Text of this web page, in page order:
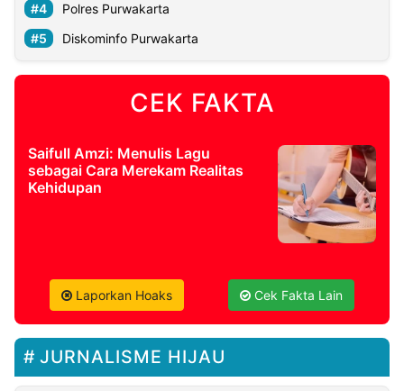
Polres Purwakarta
Diskominfo Purwakarta
CEK FAKTA
Saifull Amzi: Menulis Lagu
sebagai Cara Merekam Realitas
Kehidupan
Laporkan Hoaks Cek Fakta Lain
JURNALISME HIJAU